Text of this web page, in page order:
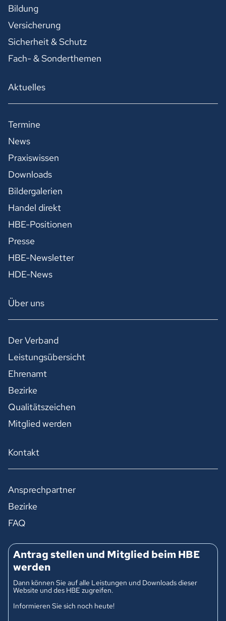
Bildung
Versicherung
Sicherheit & Schutz
Fach- & Sonderthemen
Aktuelles
Termine
News
Praxiswissen
Downloads
Bildergalerien
Handel direkt
HBE-Positionen
Presse
HBE-Newsletter
HDE-News
Über uns
Der Verband
Leistungsübersicht
Ehrenamt
Bezirke
Qualitätszeichen
Mitglied werden
Kontakt
Ansprechpartner
Bezirke
FAQ
Antrag stellen und Mitglied beim HBE
werden
Dann können Sie auf alle Leistungen und Downloads dieser
Website und des HBE zugreifen.
Informieren Sie sich noch heute!